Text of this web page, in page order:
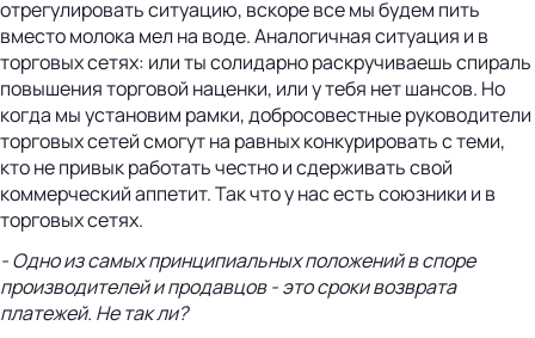
отрегулировать ситуацию, вскоре все мы будем пить
вместо молока мел на воде. Аналогичная ситуация и в
торговых сетях: или ты солидарно раскручиваешь спираль
повышения торговой наценки, или у тебя нет шансов. Но
когда мы установим рамки, добросовестные руководители
торговых сетей смогут на равных конкурировать с теми,
кто не привык работать честно и сдерживать свой
коммерческий аппетит. Так что у нас есть союзники и в
торговых сетях.
- Одно из самых принципиальных положений в споре
производителей и продавцов - это сроки возврата
платежей. Не так ли?